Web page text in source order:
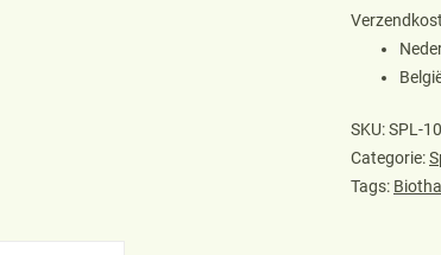
royal
blue
SKU:SPL-
Categorie:
Tags: